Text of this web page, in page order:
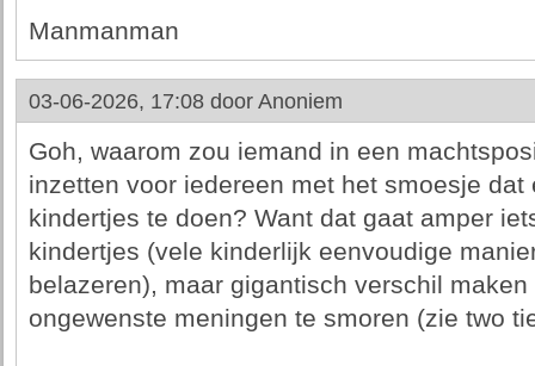
Manmanman
03-06-2026, 17:08 door Anoniem
Goh, waarom zou iemand in een
inzetten voor iedereen met het smoesje
kindertjes te doen? Want dat gaat amper
kindertjes (vele kinderlijk eenvoudige
belazeren), maar gigantisch verschil
ongewenste meningen te smoren (zie two